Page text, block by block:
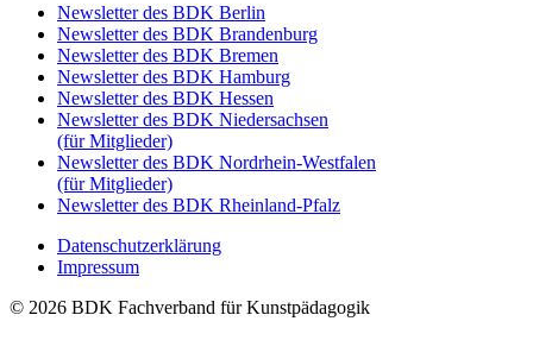
Newsletter des BDK Berlin
Newsletter des BDK Brandenburg
Newsletter des BDK Bremen
Newsletter des BDK Hamburg
Newsletter des BDK Hessen
Newsletter des BDK Niedersachsen
(für Mitglieder)
Newsletter des BDK Nordrhein-Westfalen
(für Mitglieder)
Newsletter des BDK Rheinland-Pfalz
Datenschutzerklärung
Impressum
© 2026 BDK Fachverband für Kunstpädagogik